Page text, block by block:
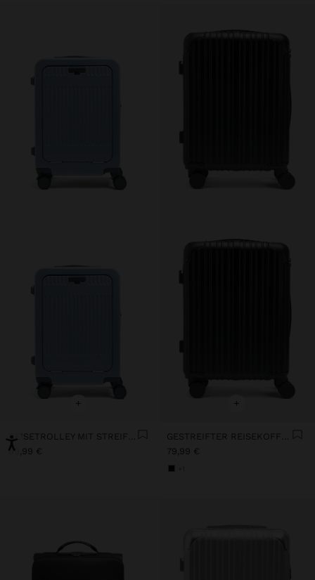
+
REISETROLLEY MIT STREIFENMUSTER UND UNTERSETZER
99,99 €
+
GESTREIFTER REISEKOFFER
79,99 €